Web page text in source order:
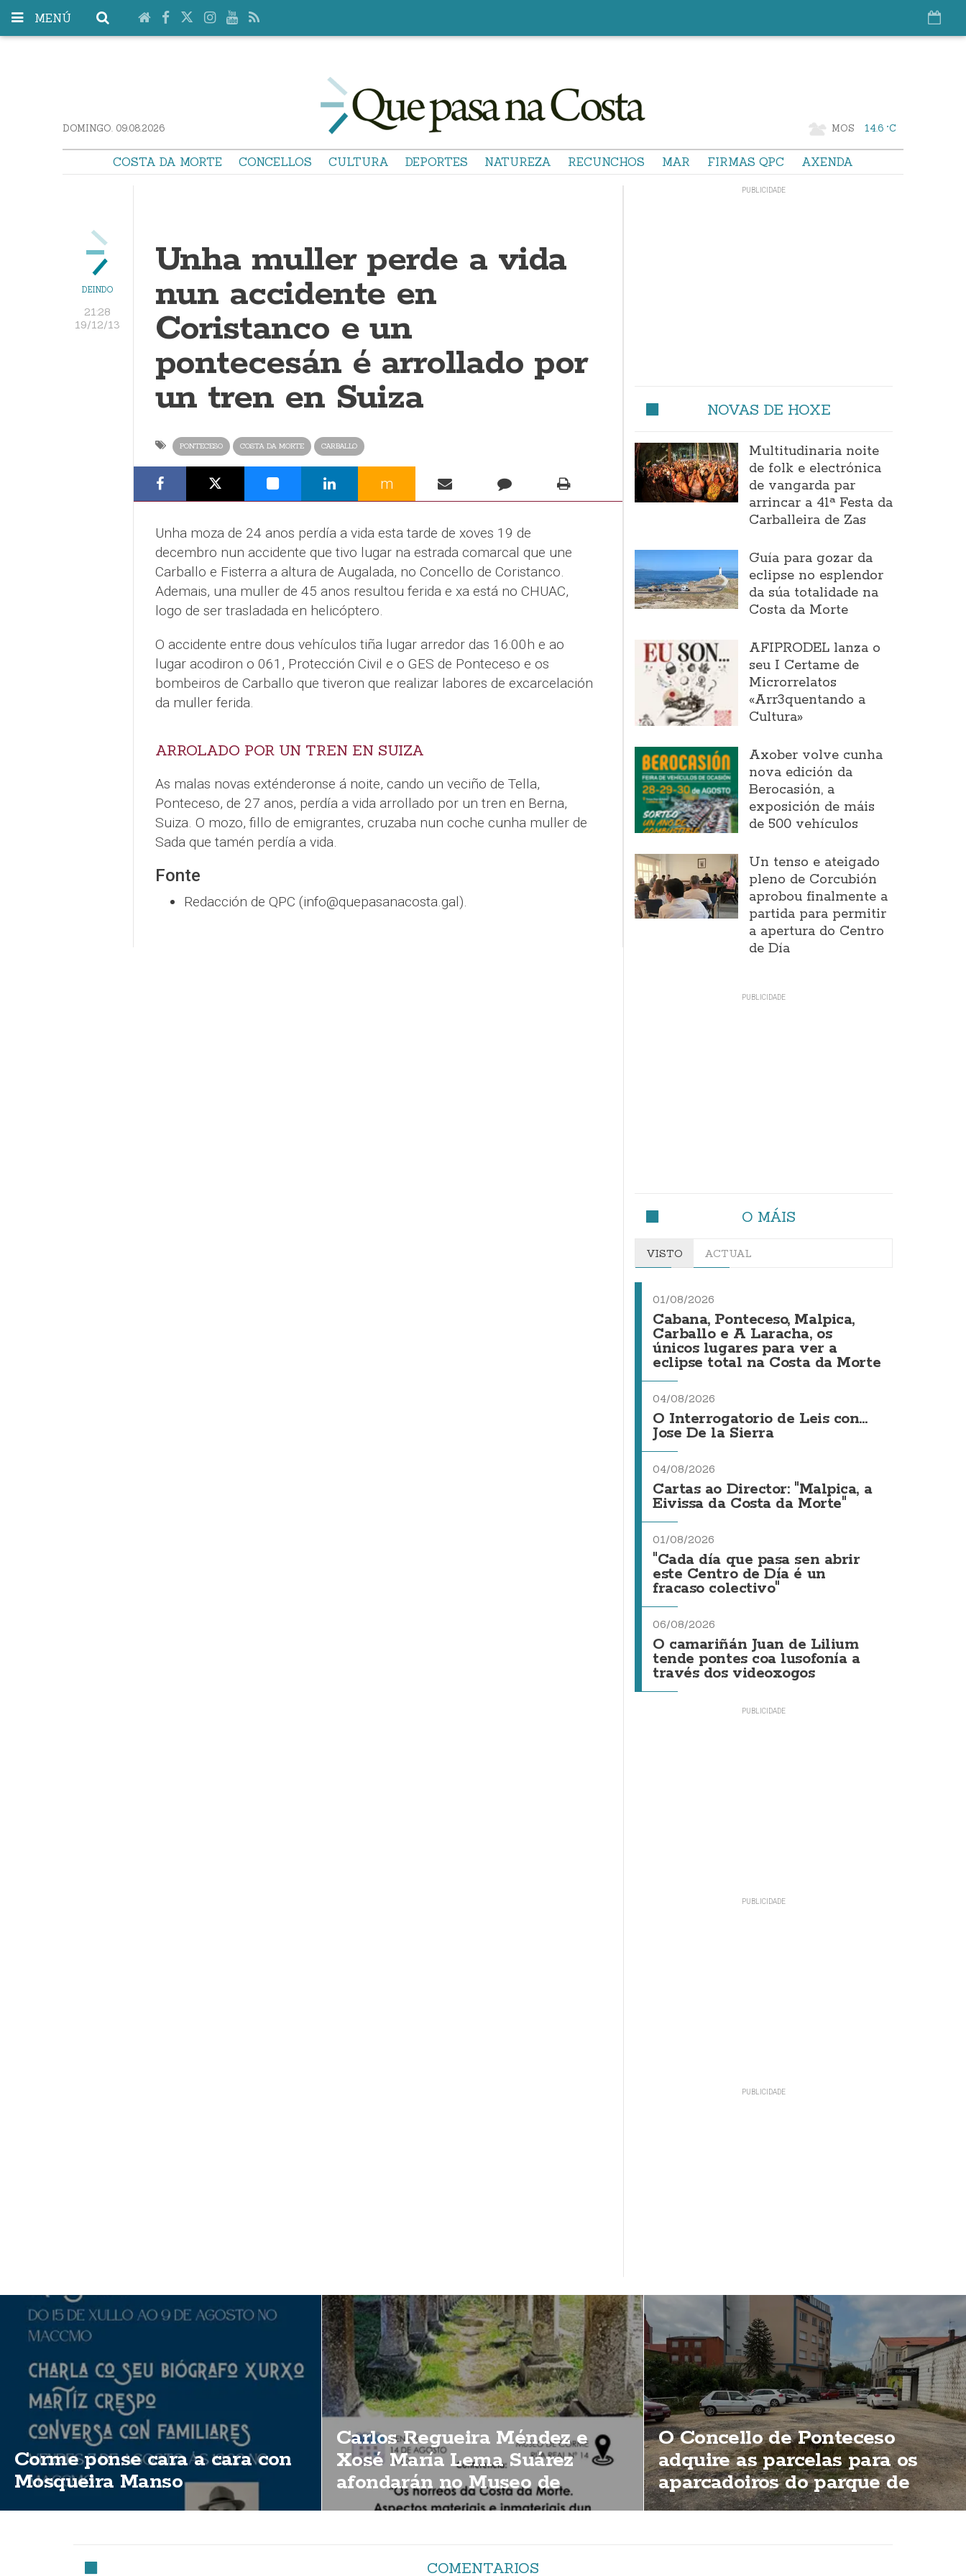
MENÚ
DOMINGO. 09.08.2026 MOS 14.6 °C
COSTA DA MORTE CONCELLOS CULTURA DEPORTES NATUREZA RECUNCHOS MAR FIRMAS QPC AXENDA
DEINDO
21:28
19/12/13
Unha muller perde a vida
nun accidente en
Coristanco e un
pontecesán é arrollado por
un tren en Suiza
PONTECESO COSTA DA MORTE CARBALLO
m
Unha moza de 24 anos perdía a vida esta tarde de xoves 19 de
decembro nun accidente que tivo lugar na estrada comarcal que une
Carballo e Fisterra a altura de Augalada, no Concello de Coristanco.
Ademais, una muller de 45 anos resultou ferida e xa está no CHUAC,
logo de ser trasladada en helicóptero.
O accidente entre dous vehículos tiña lugar arredor das 16:00h e ao
lugar acodiron o 061, Protección Civil e o GES de Ponteceso e os
bombeiros de Carballo que tiveron que realizar labores de excarcelación
da muller ferida.
ARROLADO POR UN TREN EN SUIZA
As malas novas exténderonse á noite, cando un veciño de Tella,
Ponteceso, de 27 anos, perdía a vida arrollado por un tren en Berna,
Suiza. O mozo, fillo de emigrantes, cruzaba nun coche cunha muller de
Sada que tamén perdía a vida.
Fonte
Redacción de QPC (info@quepasanacosta.gal).
NOVAS DE HOXE
Multitudinaria noite
de folk e electrónica
de vangarda par
arrincar a 41ª Festa da
Carballeira de Zas
Guía para gozar da
eclipse no esplendor
da súa totalidade na
Costa da Morte
AFIPRODEL lanza o
seu I Certame de
Microrrelatos
«Arr3quentando a
Cultura»
Axober volve cunha
nova edición da
Berocasión, a
exposición de máis
de 500 vehículos
Un tenso e ateigado
pleno de Corcubión
aprobou finalmente a
partida para permitir
a apertura do Centro
de Día
O MÁIS
VISTO ACTUAL
01/08/2026
Cabana, Ponteceso, Malpica,
Carballo e A Laracha, os
únicos lugares para ver a
eclipse total na Costa da Morte
04/08/2026
O Interrogatorio de Leis con...
Jose De la Sierra
04/08/2026
Cartas ao Director: "Malpica, a
Eivissa da Costa da Morte"
01/08/2026
"Cada día que pasa sen abrir
este Centro de Día é un
fracaso colectivo"
06/08/2026
O camariñán Juan de Lilium
tende pontes coa lusofonía a
través dos videoxogos
Corme ponse cara a cara con
Mosqueira Manso
Carlos Regueira Méndez e
Xosé María Lema Suárez
afondarán no Museo de
Corme sobre a importancia
O Concello de Ponteceso
adquire as parcelas para os
aparcadoiros do parque de
Bouzas
COMENTARIOS